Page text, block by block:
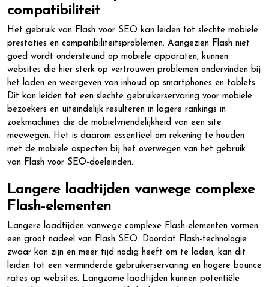
compatibiliteit
Het gebruik van Flash voor SEO kan leiden tot slechte mobiele
prestaties en compatibiliteitsproblemen. Aangezien Flash niet
goed wordt ondersteund op mobiele apparaten, kunnen
websites die hier sterk op vertrouwen problemen ondervinden bij
het laden en weergeven van inhoud op smartphones en tablets.
Dit kan leiden tot een slechte gebruikerservaring voor mobiele
bezoekers en uiteindelijk resulteren in lagere rankings in
zoekmachines die de mobielvriendelijkheid van een site
meewegen. Het is daarom essentieel om rekening te houden
met de mobiele aspecten bij het overwegen van het gebruik
van Flash voor SEO-doeleinden.
Langere laadtijden vanwege complexe
Flash-elementen
Langere laadtijden vanwege complexe Flash-elementen vormen
een groot nadeel van Flash SEO. Doordat Flash-technologie
zwaar kan zijn en meer tijd nodig heeft om te laden, kan dit
leiden tot een verminderde gebruikerservaring en hogere bounce
rates op websites. Langzame laadtijden kunnen potentiële